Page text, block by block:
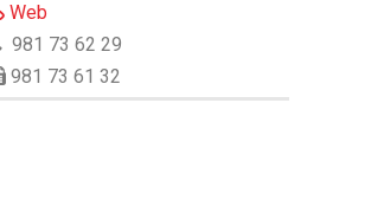
Web
981 73 62 29
981 73 61 32